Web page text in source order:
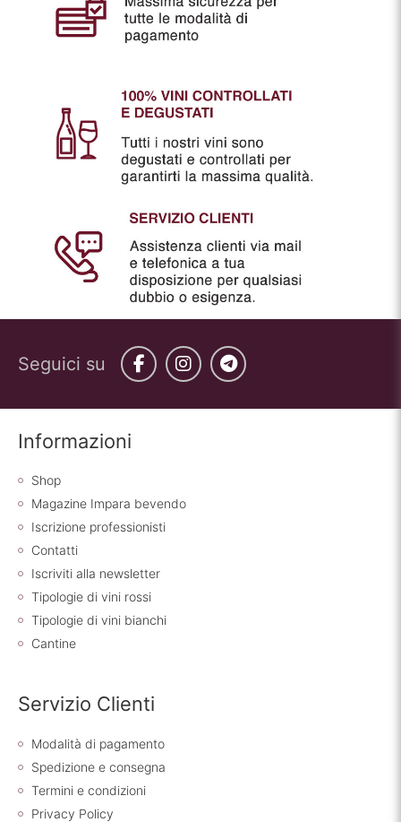
Seguici su Facebook
Instagram
Telegram
Informazioni
Shop
Magazine Impara bevendo
Iscrizione professionisti
Contatti
Iscriviti alla newsletter
Tipologie di vini rossi
Tipologie di vini bianchi
Cantine
Servizio Clienti
Modalità di pagamento
Spedizione e consegna
Termini e condizioni
Privacy Policy